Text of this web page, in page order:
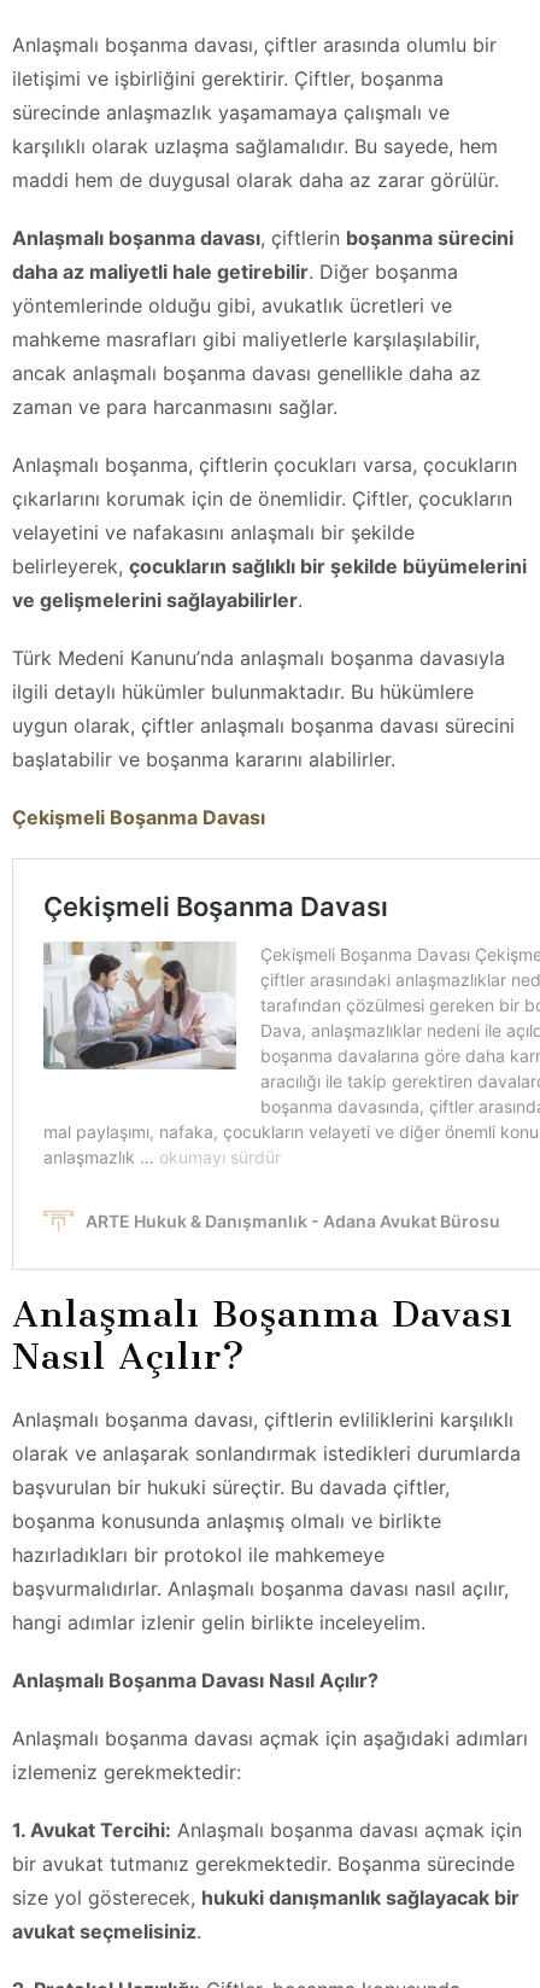
Anlaşmalı boşanma davası, çiftler arasında olumlu bir
iletişimi ve işbirliğini gerektirir. Çiftler, boşanma
sürecinde anlaşmazlık yaşamamaya çalışmalı ve
karşılıklı olarak uzlaşma sağlamalıdır. Bu sayede, hem
maddi hem de duygusal olarak daha az zarar görülür.
Anlaşmalı boşanma davası, çiftlerin boşanma sürecini
daha az maliyetli hale getirebilir. Diğer boşanma
yöntemlerinde olduğu gibi, avukatlık ücretleri ve
mahkeme masrafları gibi maliyetlerle karşılaşılabilir,
ancak anlaşmalı boşanma davası genellikle daha az
zaman ve para harcanmasını sağlar.
Anlaşmalı boşanma, çiftlerin çocukları varsa, çocukların
çıkarlarını korumak için de önemlidir. Çiftler, çocukların
velayetini ve nafakasını anlaşmalı bir şekilde
belirleyerek, çocukların sağlıklı bir şekilde büyümelerini
ve gelişmelerini sağlayabilirler.
Türk Medeni Kanunu’nda anlaşmalı boşanma davasıyla
ilgili detaylı hükümler bulunmaktadır. Bu hükümlere
uygun olarak, çiftler anlaşmalı boşanma davası sürecini
başlatabilir ve boşanma kararını alabilirler.
Çekişmeli Boşanma Davası
Anlaşmalı Boşanma Davası
Nasıl Açılır?
Anlaşmalı boşanma davası, çiftlerin evliliklerini karşılıklı
olarak ve anlaşarak sonlandırmak istedikleri durumlarda
başvurulan bir hukuki süreçtir. Bu davada çiftler,
boşanma konusunda anlaşmış olmalı ve birlikte
hazırladıkları bir protokol ile mahkemeye
başvurmalıdırlar. Anlaşmalı boşanma davası nasıl açılır,
hangi adımlar izlenir gelin birlikte inceleyelim.
Anlaşmalı Boşanma Davası Nasıl Açılır?
Anlaşmalı boşanma davası açmak için aşağıdaki adımları
izlemeniz gerekmektedir:
1. Avukat Tercihi: Anlaşmalı boşanma davası açmak için
bir avukat tutmanız gerekmektedir. Boşanma sürecinde
size yol gösterecek, hukuki danışmanlık sağlayacak bir
avukat seçmelisiniz.